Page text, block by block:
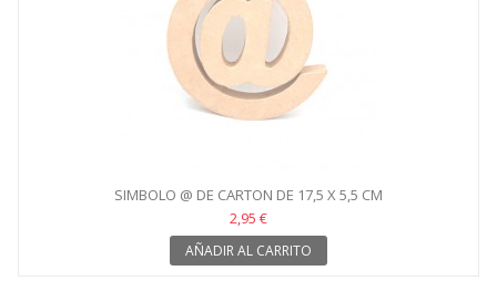
SIMBOLO @ DE CARTON DE 17,5 X 5,5 CM
2,95 €
AÑADIR AL CARRITO